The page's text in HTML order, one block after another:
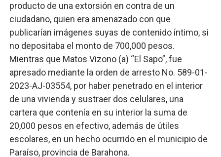
producto de una extorsión en contra de un
ciudadano, quien era amenazado con que
publicarían imágenes suyas de contenido íntimo, si
no depositaba el monto de 700,000 pesos.
Mientras que Matos Vizono (a) “El Sapo”, fue
apresado mediante la orden de arresto No. 589-01-
2023-AJ-03554, por haber penetrado en el interior
de una vivienda y sustraer dos celulares, una
cartera que contenía en su interior la suma de
20,000 pesos en efectivo, además de útiles
escolares, en un hecho ocurrido en el municipio de
Paraíso, provincia de Barahona.